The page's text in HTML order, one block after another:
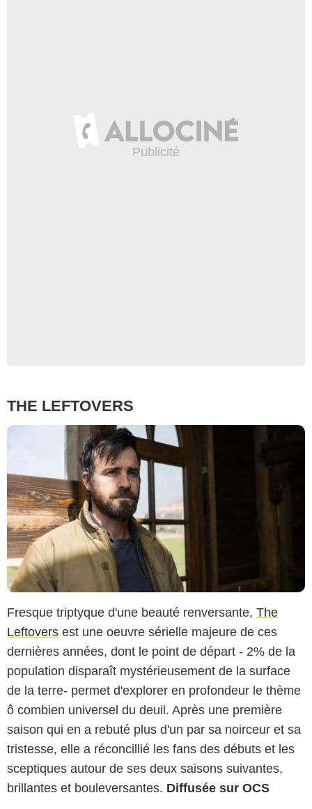
THE LEFTOVERS
Fresque triptyque d'une beauté renversante, The
Leftovers est une oeuvre sérielle majeure de ces
dernières années, dont le point de départ - 2% de la
population disparaît mystérieusement de la surface
de la terre- permet d'explorer en profondeur le thème
ô combien universel du deuil. Après une première
saison qui en a rebuté plus d'un par sa noirceur et sa
tristesse, elle a réconcillié les fans des débuts et les
sceptiques autour de ses deux saisons suivantes,
brillantes et bouleversantes. Diffusée sur OCS